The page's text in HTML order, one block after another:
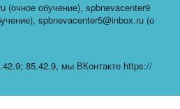
(очное обучение), spbnevacenter9
, spbnevacenter5@inbox.ru (о
85.42.9, мы ВКонтакте https://